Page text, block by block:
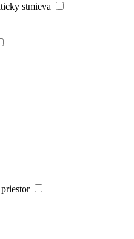
stmieva